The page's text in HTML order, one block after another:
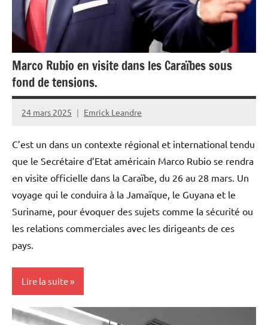
Marco Rubio en visite dans les Caraïbes sous
fond de tensions.
24 mars 2025 Emrick Leandre
C’est un dans un contexte régional et international tendu
que le Secrétaire d’Etat américain Marco Rubio se rendra
en visite officielle dans la Caraïbe, du 26 au 28 mars. Un
voyage qui le conduira à la Jamaïque, le Guyana et le
Suriname, pour évoquer des sujets comme la sécurité ou
les relations commerciales avec les dirigeants de ces
pays.
Lire la suite
Blog